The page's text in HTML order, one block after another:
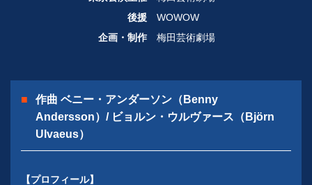
後援
WOWOW
企画・制作
梅田芸術劇場
作曲 ベニー・アンダーソン（Benny
Andersson）/ ビョルン・ウルヴァース（Björn
Ulvaeus）
【プロフィール】